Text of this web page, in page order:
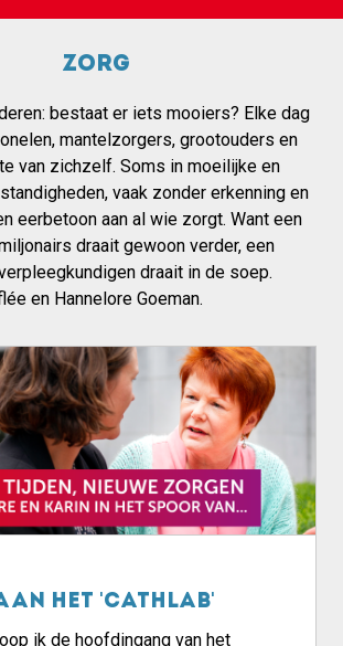
Zorg
bestaat er iets mooiers? Elke dag
mantelzorgers, grootouders en
van zichzelf. Soms in moeilijke en
vaak zonder erkenning en
eerbetoon aan al wie zorgt. Want een
draait gewoon verder, een
draait in de soep.
en Hannelore Goeman.
het 'CATHLAB'
ik de hoofdingang van het